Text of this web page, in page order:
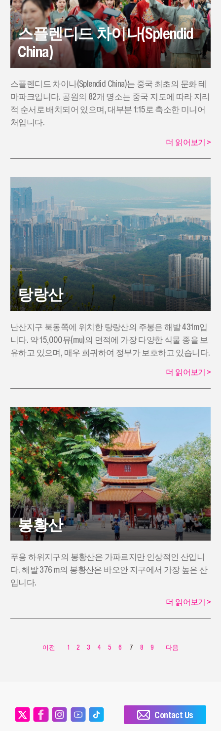
스플렌디드 차이나(Splendid
China)
스플렌디드 차이나(Splendid China)는 중국 최초의 문화 테
마파크입니다. 공원의 82개 명소는 중국 지도에 따라 지리
적 순서로 배치되어 있으며, 대부분 1:15로 축소한 미니어
처입니다.
더 읽어보기 >
탕랑산
난산지구 북동쪽에 위치한 탕랑산의 주봉은 해발 431m입
니다. 약 15,000뮤(mu)의 면적에 가장 다양한 식물 종을 보
유하고 있으며, 매우 희귀하여 정부가 보호하고 있습니다.
더 읽어보기 >
봉황산
푸용 하위지구의 봉황산은 가파르지만 인상적인 산입니
다. 해발 376 m의 봉황산은 바오안 지구에서 가장 높은 산
입니다.
더 읽어보기 >
이전 1 2 3 4 5 6 7 8 9 다음
Contact Us